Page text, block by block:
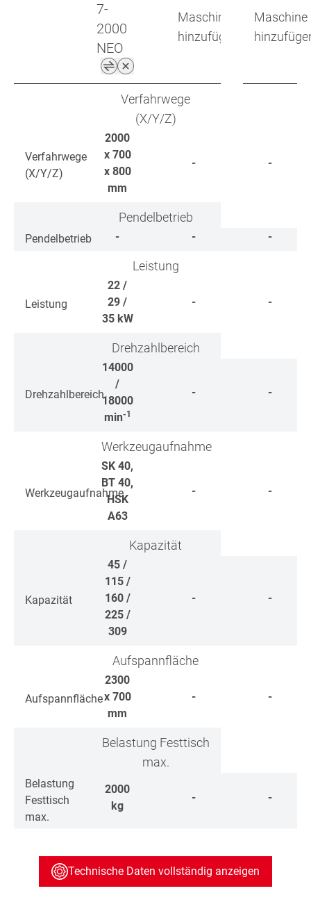
7-
2000
NEO
Maschine
hinzufügen
Maschine
Verfahrwege
(X/Y/Z)
Verfahrwege
(X/Y/Z)
2000
x 700
x 800
mm
- -
Pendelbetrieb
Pendelbetrieb - - -
Leistung
Leistung
22 /
29 /
35 kW
- -
Drehzahlbereich
Drehzahlbereich
14000
/
18000
min-1
- -
Werkzeugaufnahme
Werkzeugaufnahme
SK 40,
BT 40,
HSK
A63
- -
Kapazität
Kapazität
45 /
115 /
160 /
225 /
309
- -
Aufspannfläche
Aufspannfläche
2300
x 700
mm
- -
Belastung Festtisch
max.
Belastung
Festtisch
max.
2000
kg
- -
Technische Daten vollständig anzeigen